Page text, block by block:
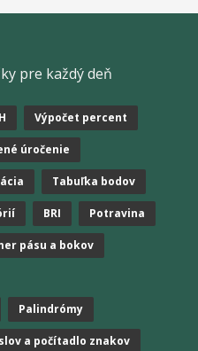
pre každý deň
Výpočet percent
úročenie
Tabuľka bodov
BRI Potravina
pásu a bokov
Palindrómy
a počítadlo znakov